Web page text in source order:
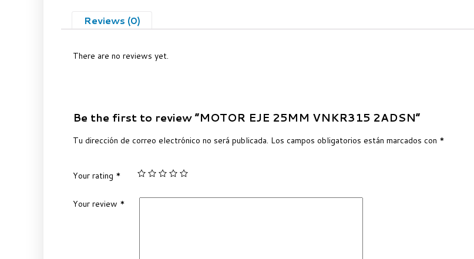
Reviews (0)
There are no reviews yet.
Be the first to review “MOTOR EJE 25MM VNKR315 2ADSN”
Tu dirección de correo electrónico no será publicada. Los campos obligatorios están marcados con *
Your rating *
Your review *